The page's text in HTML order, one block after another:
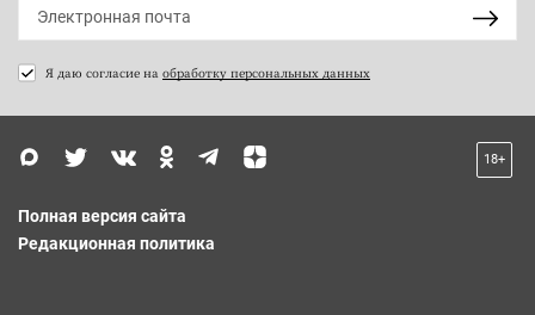
Я даю согласие на обработку персональных данных
18+
Полная версия сайта
Редакционная политика